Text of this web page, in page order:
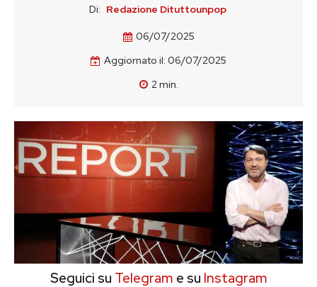
Di: Redazione Dituttounpop
06/07/2025
Aggiornato il: 06/07/2025
2min.
Seguici su Telegram e su Instagram